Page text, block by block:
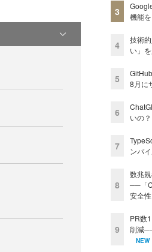
3
機能
4
技術
い」
5
8月に
6
いの
7
ンパ
8
数兆
──「
安全性
9
PR数
削減
NEW